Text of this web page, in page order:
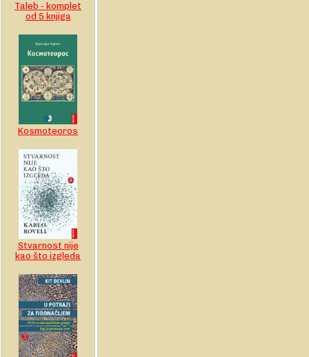
Taleb - komplet
od 5 knjiga
Kosmoteoros
Stvarnost nije
kao što izgleda